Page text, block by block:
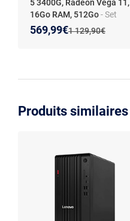
5 3400G, Radeon Vega 11,
16Go RAM, 512Go- Set
complet PC - AMD Ryzen 5 -
16Go RAM - 1To SSD - Ecran
Ancien prix :
1 129,90€
Nouveau prix :
569,99€
Réduction de :
Produits similaires